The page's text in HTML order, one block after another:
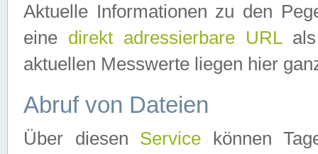
Aktuelle Informationen zu den
eine direkt adressierbare URLals
aktuellen Messwerte liegen hier
Abruf von Dateien
Über diesen Service können